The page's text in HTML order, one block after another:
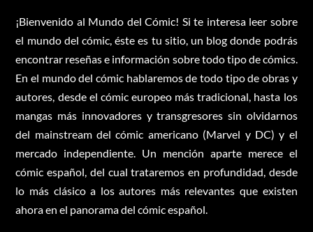
¡Bienvenido al Mundo del Cómic! Si te interesa leer sobre
el mundo del cómic, éste es tu sitio, un blog donde podrás
encontrar reseñas e información sobre todo tipo de cómics.
En el mundo del cómic hablaremos de todo tipo de obras y
autores, desde el cómic europeo más tradicional, hasta los
mangas más innovadores y transgresores sin olvidarnos
del mainstream del cómic americano (Marvel y DC) y el
mercado independiente. Un mención aparte merece el
cómic español, del cual trataremos en profundidad, desde
lo más clásico a los autores más relevantes que existen
ahora en el panorama del cómic español.